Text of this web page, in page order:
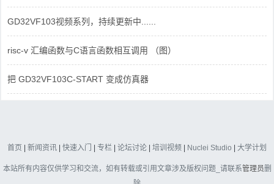
GD32VF103视频系列，持续更新中......
risc-v 汇编函数与C语言函数相互调用 （图）
把 GD32VF103C-START 变成仿真器
首页 | 新闻资讯 | 快速入门 | 专栏 | 论坛讨论 | 培训视频 | Nuclei Studio | 大学计划
本站所有内容仅供学习和交流，如有转载或引用文章涉及版权问题_请联系管理员删